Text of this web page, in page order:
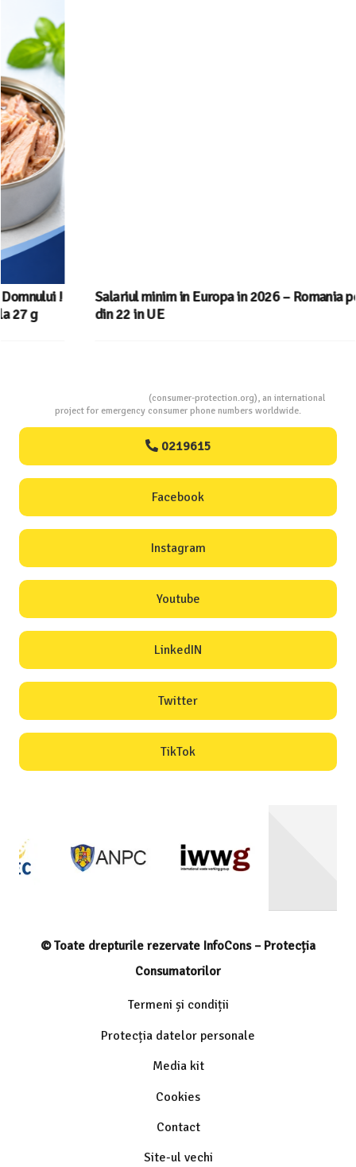
Salariul minim in Europa in 2026 – Romania pe locul 20
din 22 in UE
(consumer-protection.org), an international
project for emergency consumer phone numbers worldwide.
0219615
Facebook
Instagram
Youtube
LinkedIN
Twitter
TikTok
© Toate drepturile rezervate InfoCons – Protecția
Consumatorilor
Termeni și condiții
Protecția datelor personale
Media kit
Cookies
Contact
Site-ul vechi